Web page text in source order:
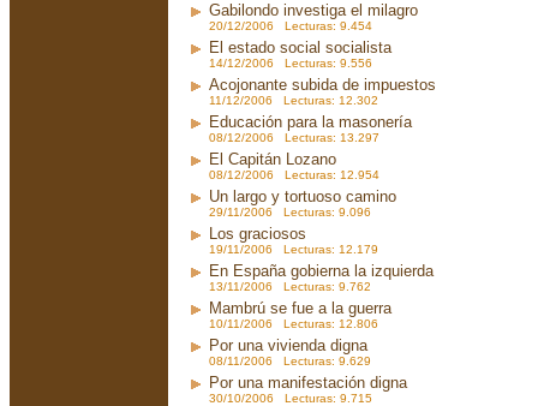
Gabilondo investiga el milagro
20/12/2006 Lecturas: 9.454
El estado social socialista
14/12/2006 Lecturas: 9.556
Acojonante subida de impuestos
11/12/2006 Lecturas: 12.302
Educación para la masonería
08/12/2006 Lecturas: 13.297
El Capitán Lozano
08/12/2006 Lecturas: 12.954
Un largo y tortuoso camino
29/11/2006 Lecturas: 9.096
Los graciosos
19/11/2006 Lecturas: 12.179
En España gobierna la izquierda
13/11/2006 Lecturas: 9.762
Mambrú se fue a la guerra
10/11/2006 Lecturas: 12.806
Por una vivienda digna
08/11/2006 Lecturas: 9.629
Por una manifestación digna
30/10/2006 Lecturas: 9.715